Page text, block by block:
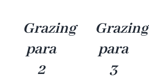
Grazing
para
2
Grazing
para
3